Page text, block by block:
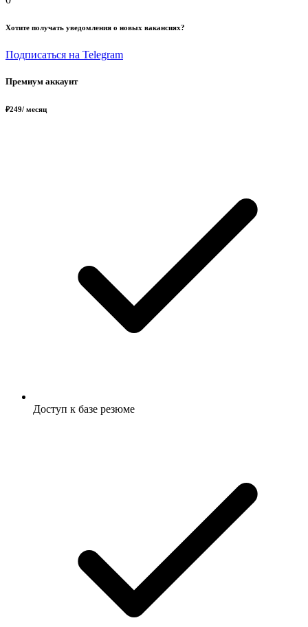
Хотите получать уведомления о новых вакансиях?
Подписаться на Telegram
Премиум аккаунт
₽249/ месяц
Доступ к базе резюме